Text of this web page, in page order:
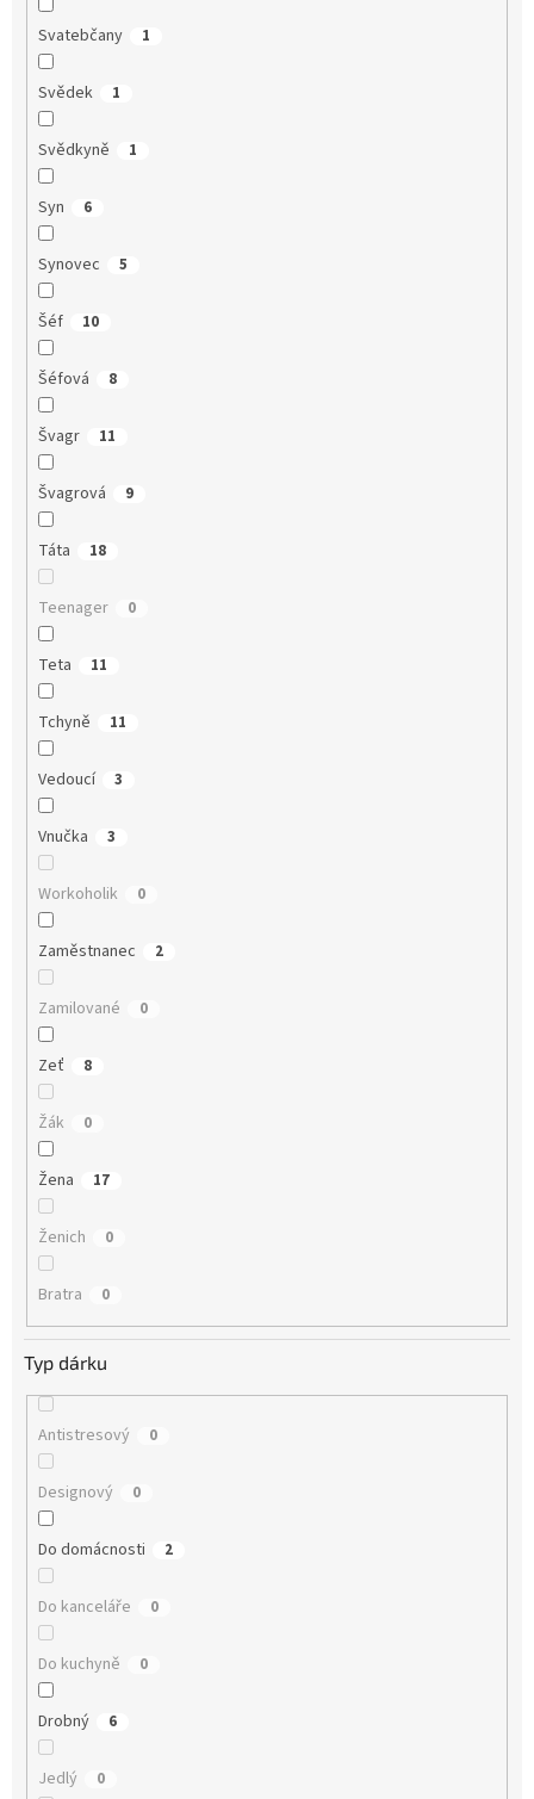
Svatebčany 1
Svědek 1
Svědkyně 1
Syn 6
Synovec 5
Šéf 10
Šéfová 8
Švagr 11
Švagrová 9
Táta 18
Teenager 0
Teta 11
Tchyně 11
Vedoucí 3
Vnučka 3
Workoholik 0
Zaměstnanec 2
Zamilované 0
Zeť 8
Žák 0
Žena 17
Ženich 0
Bratra 0
Typ dárku
Antistresový 0
Designový 0
Do domácnosti 2
Do kanceláře 0
Do kuchyně 0
Drobný 6
Jedlý 0